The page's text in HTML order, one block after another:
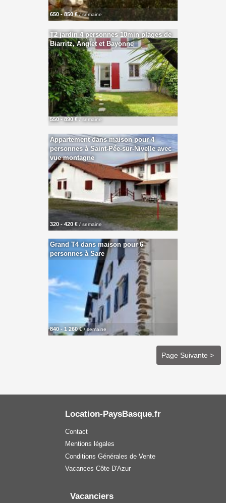
650 - 850 €/ semaine
T2 jardin 4 personnes 10min plages de
Biarritz, Anglet et Bayonne
550 - 890 € / semaine
Appartement dans maison pour 4
personnes à Saint-Pée-sur-Nivelle avec
vue montagne
320 - 420 € / semaine
Grand T4 dans maison pour 6
personnes à Sare
840 - 1 260 €/ semaine
Page Suivante >
Location-PaysBasque.fr
Contact
Mentions légales
Conditions Générales de Vente
Vacances Côte D'Azur
Vacanciers